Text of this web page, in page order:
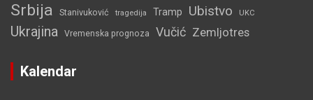
Srbija Stanivuković tragedija Tramp Ubistvo UKC
Ukrajina Vremenska prognoza Vučić Zemljotres
Kalendar